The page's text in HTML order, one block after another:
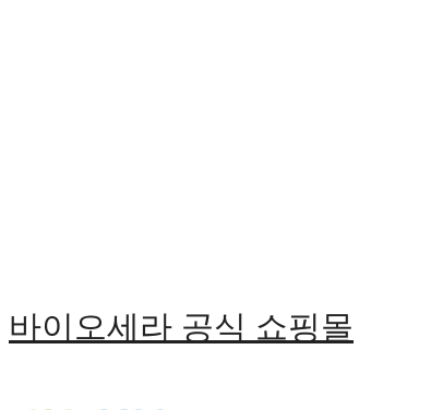
바이오세라 공식 쇼핑몰